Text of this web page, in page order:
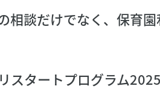
相談だけでなく、保育
スタートプログラム